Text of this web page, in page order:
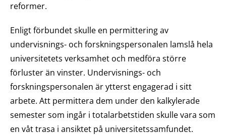
reformer.
Enligt förbundet skulle en permittering av
undervisnings- och forskningspersonalen lamslå hela
universitetets verksamhet och medföra större
förluster än vinster. Undervisnings- och
forskningspersonalen är ytterst engagerad i sitt
arbete. Att permittera dem under den kalkylerade
semester som ingår i totalarbetstiden skulle vara som
en våt trasa i ansiktet på universitetssamfundet.